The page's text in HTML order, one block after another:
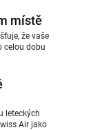
místě
že vaše
celou dobu
leteckých
Air jako